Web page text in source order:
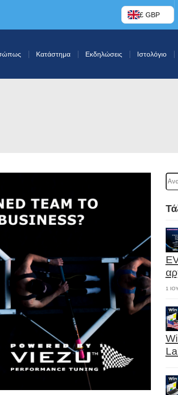
£ GBP
Κατάστημα Εκδηλώσεις Ιστολόγιο
1